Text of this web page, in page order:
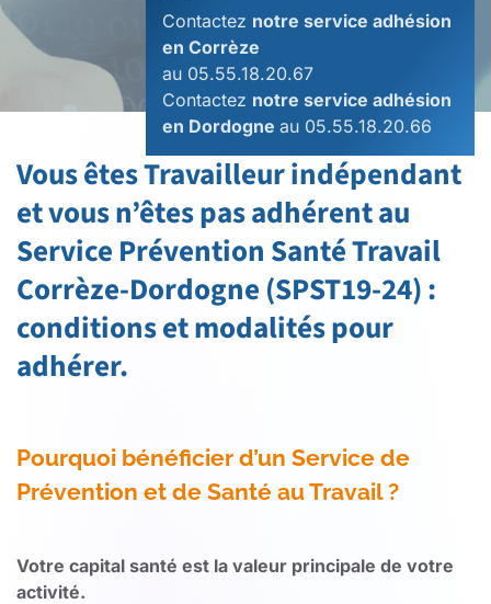
Contactez notre service adhésion
en Corrèze
au 05.55.18.20.67
Contactez notre service adhésion
en Dordogne au 05.55.18.20.66
Vous êtes Travailleur indépendant
et vous n’êtes pas adhérent au
Service Prévention Santé Travail
Corrèze-Dordogne (SPST19-24) :
conditions et modalités pour
adhérer.
Pourquoi bénéficier d’un Service de
Prévention et de Santé au Travail ?
Votre capital santé est la valeur principale de votre
activité.